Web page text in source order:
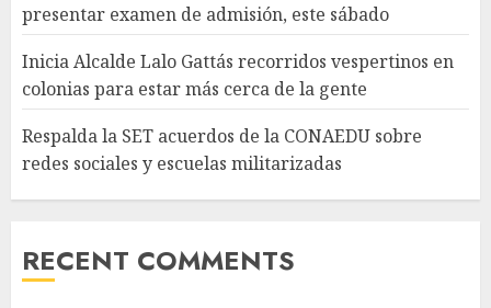
presentar examen de admisión, este sábado
Inicia Alcalde Lalo Gattás recorridos vespertinos en
colonias para estar más cerca de la gente
Respalda la SET acuerdos de la CONAEDU sobre
redes sociales y escuelas militarizadas
RECENT COMMENTS